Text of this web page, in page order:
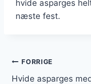
hvide asparges
næste fest.
FORRIGE
Hvide asparges